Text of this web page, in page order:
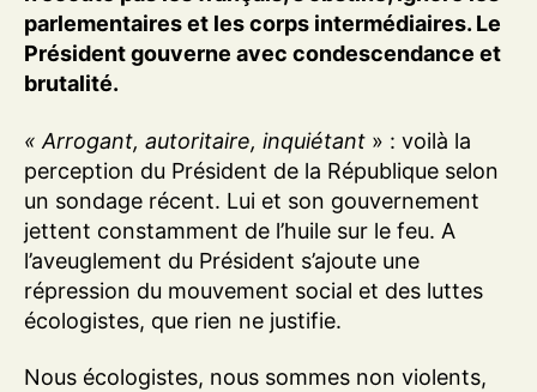
parlementaires et les corps intermédiaires. Le
Président gouverne avec condescendance et
brutalité.
« Arrogant, autoritaire, inquiétant » : voilà la
perception du Président de la République selon
un sondage récent. Lui et son gouvernement
jettent constamment de l’huile sur le feu. A
l’aveuglement du Président s’ajoute une
répression du mouvement social et des luttes
écologistes, que rien ne justifie.
Nous écologistes, nous sommes non violents,